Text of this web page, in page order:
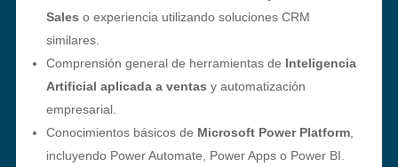
Sales o experiencia utilizando soluciones CRM
similares.
Comprensión general de herramientas de Inteligencia
Artificial aplicada a ventas y automatización
empresarial.
Conocimientos básicos de Microsoft Power Platform,
incluyendo Power Automate, Power Apps o Power BI.